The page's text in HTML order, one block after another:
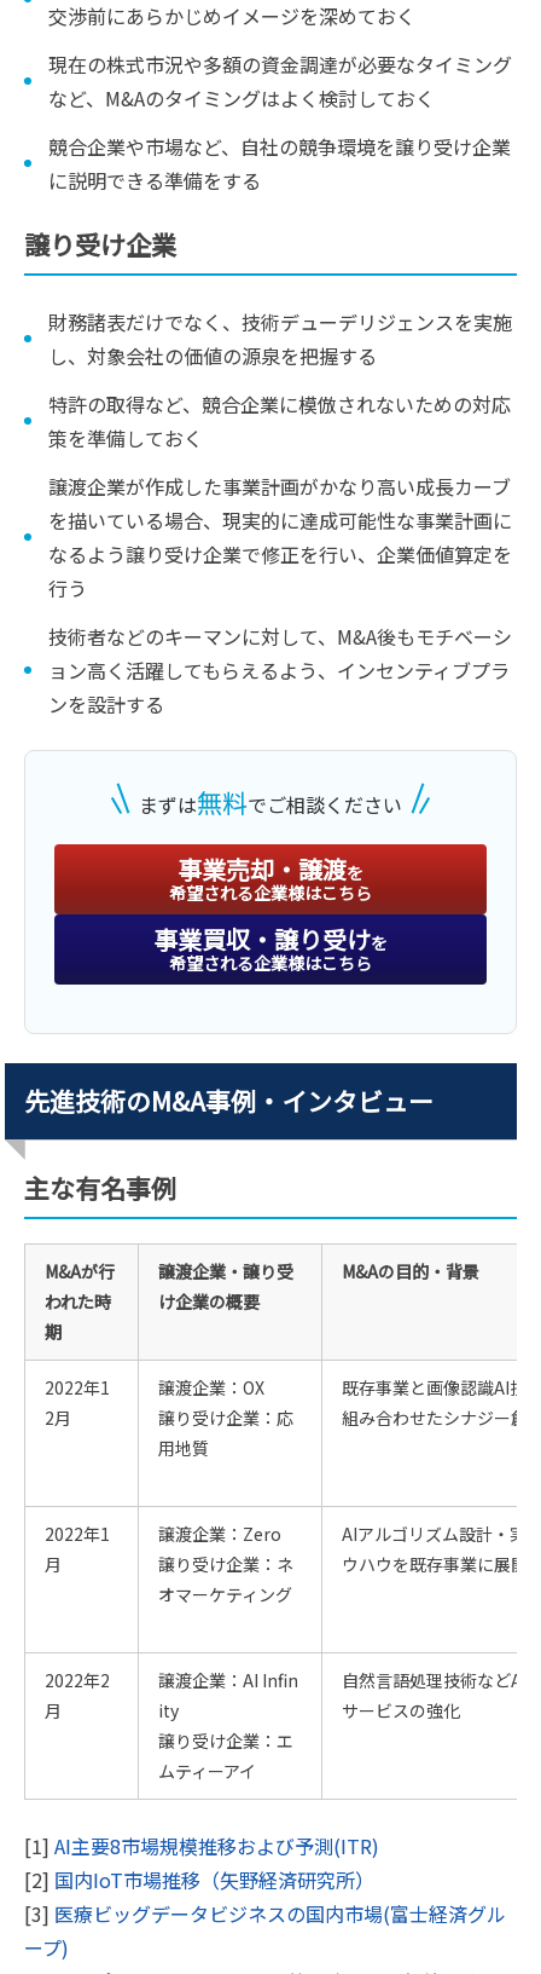
交渉前にあらかじめイメージを深めておく
現在の株式市況や多額の資金調達が必要なタイミング
など、M&Aのタイミングはよく検討しておく
競合企業や市場など、自社の競争環境を譲り受け企業
に説明できる準備をする
譲り受け企業
財務諸表だけでなく、技術デューデリジェンスを実施
し、対象会社の価値の源泉を把握する
特許の取得など、競合企業に模倣されないための対応
策を準備しておく
譲渡企業が作成した事業計画がかなり高い成長カーブ
を描いている場合、現実的に達成可能性な事業計画に
なるよう譲り受け企業で修正を行い、企業価値算定を
行う
技術者などのキーマンに対して、M&A後もモチベーシ
ョン高く活躍してもらえるよう、インセンティブプラ
ンを設計する
まずは無料でご相談ください
事業売却・譲渡を
希望される企業様はこちら
事業買収・譲り受けを
希望される企業様はこちら
先進技術のM&A事例・インタビュー
主な有名事例
M&Aが行
われた時
期
譲渡企業・譲り受
け企業の概要
M&Aの目的・背景
2022年1
2月
譲渡企業：OX
譲り受け企業：応
用地質
既存事業と画像認識AI技
組み合わせたシナジー創
2022年1
月
譲渡企業：Zero
譲り受け企業：ネ
オマーケティング
AIアルゴリズム設計・実
ウハウを既存事業に展開
2022年2
月
譲渡企業：AI Infin
ity
譲り受け企業：エ
ムティーアイ
自然言語処理技術などAI
サービスの強化
[1] AI主要8市場規模推移および予測(ITR)
[2] 国内IoT市場推移（矢野経済研究所）
[3] 医療ビッグデータビジネスの国内市場(富士経済グル
ープ)